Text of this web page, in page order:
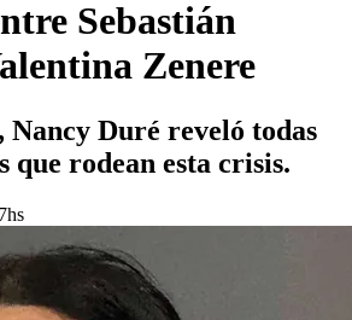
Sebastián
Zenere
Nancy Duré reveló todas
que rodean esta crisis.